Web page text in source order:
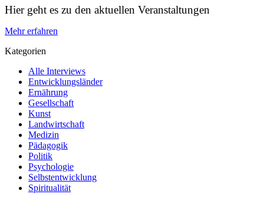
Hier geht es zu den aktuellen Veranstaltungen
Mehr erfahren
Kategorien
Alle Interviews
Entwicklungsländer
Ernährung
Gesellschaft
Kunst
Landwirtschaft
Medizin
Pädagogik
Politik
Psychologie
Selbstentwicklung
Spiritualität